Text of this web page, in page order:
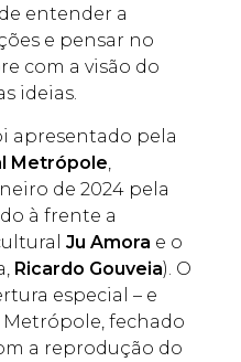
entender a
e pensar no
com a visão do
ideias.
apresentado pela
Metrópole,
de 2024 pela
à frente a
Ju Amora e o
Ricardo Gouveia). O
especial – e
fechado
a reprodução do